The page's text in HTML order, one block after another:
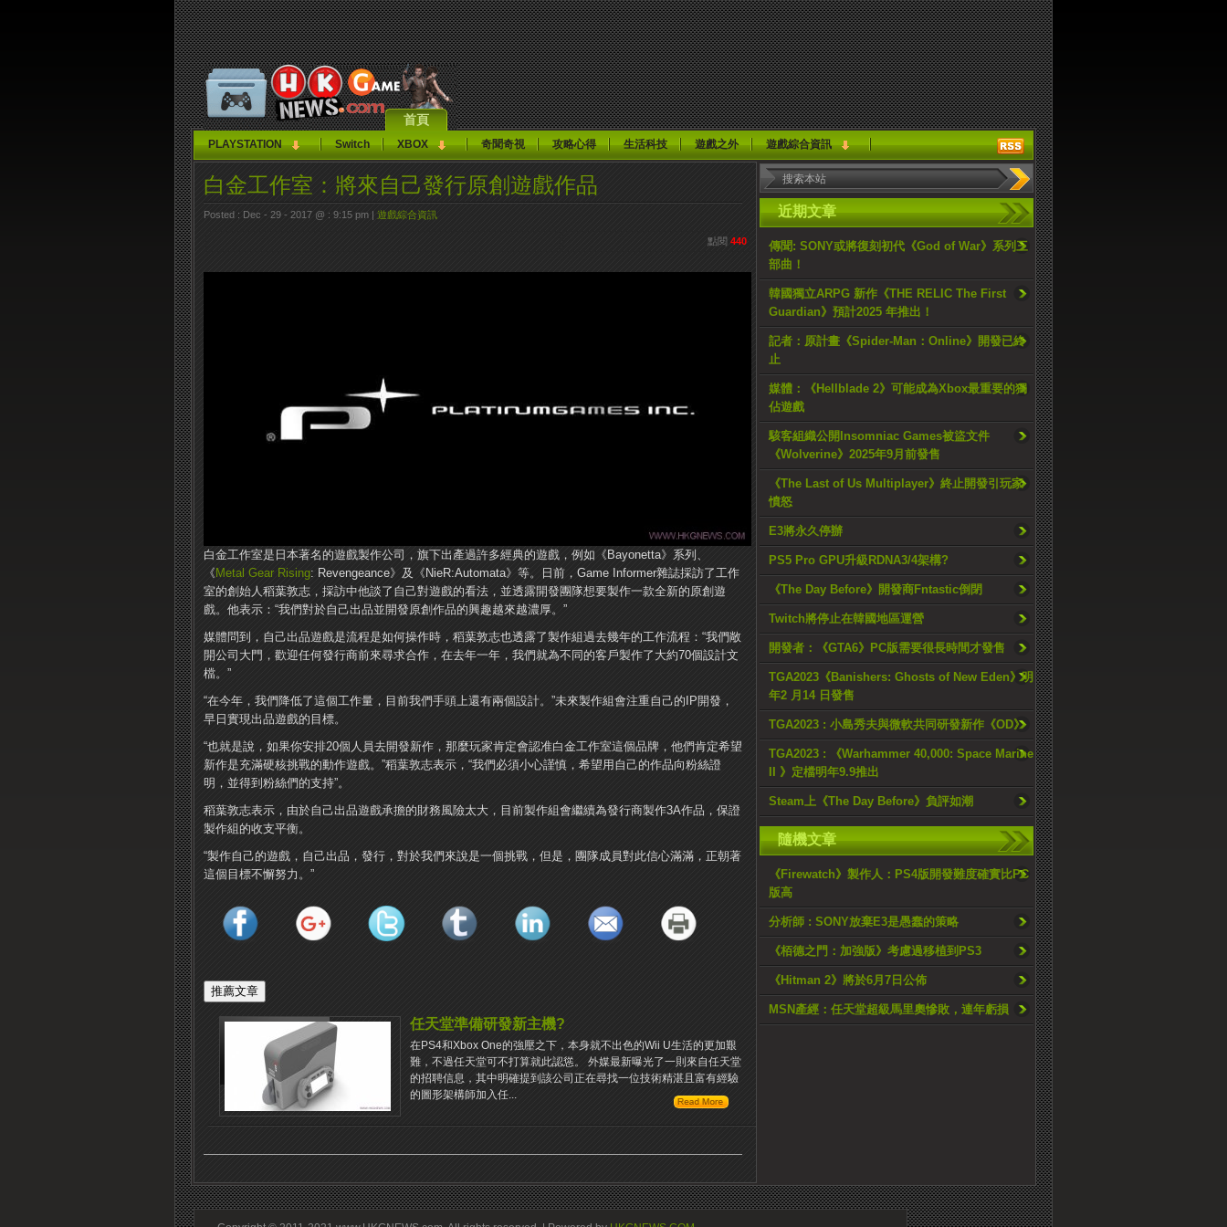
首頁
PLAYSTATION Switch XBOX 奇聞奇視 攻略心得 生活科技 遊戲之外 遊戲綜合資訊
近期文章
傳聞: SONY或將復刻初代《God of War》系列三
部曲！
韓國獨立ARPG 新作《THE RELIC The First
Guardian》預計2025 年推出！
記者：原計畫《Spider-Man：Online》開發已終
止
媒體：《Hellblade 2》可能成為Xbox最重要的獨
佔遊戲
駭客組織公開Insomniac Games被盜文件
《Wolverine》2025年9月前發售
《The Last of Us Multiplayer》終止開發引玩家
憤怒
E3將永久停辦
PS5 Pro GPU升級RDNA3/4架構?
《The Day Before》開發商Fntastic倒閉
Twitch將停止在韓國地區運營
開發者：《GTA6》PC版需要很長時間才發售
TGA2023《Banishers: Ghosts of New Eden》明
年2 月14 日發售
TGA2023 : 小島秀夫與微軟共同研發新作《OD》
TGA2023 : 《Warhammer 40,000: Space Marine
II 》定檔明年9.9推出
Steam上《The Day Before》負評如潮
隨機文章
《Firewatch》製作人：PS4版開發難度確實比PC
版高
分析師 : SONY放棄E3是愚蠢的策略
《栢德之門：加強版》考慮過移植到PS3
《Hitman 2》將於6月7日公佈
MSN產經：任天堂超級馬里奧慘敗，連年虧損
白金工作室：將來自己發行原創遊戲作品
Posted : Dec - 29 - 2017 @ : 9:15 pm | 遊戲綜合資訊
點閱 440
白金工作室是日本著名的遊戲製作公司，旗下出產過許多經典的遊戲，例如《Bayonetta》系列、
《 Metal Gear Rising: Revengeance》及《NieR:Automata》等。日前，Game Informer雜誌採訪了工作
室的創始人稻葉敦志，採訪中他談了自己對遊戲的看法，並透露開發團隊想要製作一款全新的原創遊
戲。他表示：“我們對於自己出品並開發原創作品的興趣越來越濃厚。”
媒體問到，自己出品遊戲是流程是如何操作時，稻葉敦志也透露了製作組過去幾年的工作流程：“我們敞
開公司大門，歡迎任何發行商前來尋求合作，在去年一年，我們就為不同的客戶製作了大約70個設計文
檔。”
“在今年，我們降低了這個工作量，目前我們手頭上還有兩個設計。”未來製作組會注重自己的IP開發，
早日實現出品遊戲的目標。
“也就是說，如果你安排20個人員去開發新作，那麼玩家肯定會認准白金工作室這個品牌，他們肯定希望
新作是充滿硬核挑戰的動作遊戲。”稻葉敦志表示，“我們必須小心謹慎，希望用自己的作品向粉絲證
明，並得到粉絲們的支持”。
稻葉敦志表示，由於自己出品遊戲承擔的財務風險太大，目前製作組會繼續為發行商製作3A作品，保證
製作組的收支平衡。
“製作自己的遊戲，自己出品，發行，對於我們來說是一個挑戰，但是，團隊成員對此信心滿滿，正朝著
這個目標不懈努力。”
任天堂準備研發新主機?
在PS4和Xbox One的強壓之下，本身就不出色的Wii U生活的更加艱
難，不過任天堂可不打算就此認慫。 外媒最新曝光了一則來自任天堂
的招聘信息，其中明確提到該公司正在尋找一位技術精湛且富有經驗
的圖形架構師加入任...